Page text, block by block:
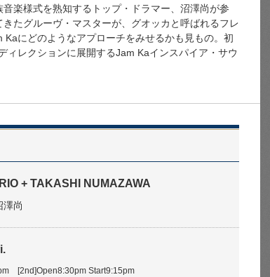
楽様式を熟知するトップ・ドラマー、沼澤尚が参
たグルーヴ・マスターが、グオッカと呼ばれるフレ
にどのようなアプローチをみせるかも見もの。初
ィレクションに展開するJam Kaインスパイア・サウ
+ TAKASHI NUMAZAWA
澤尚
[2nd]Open8:30pm Start9:15pm